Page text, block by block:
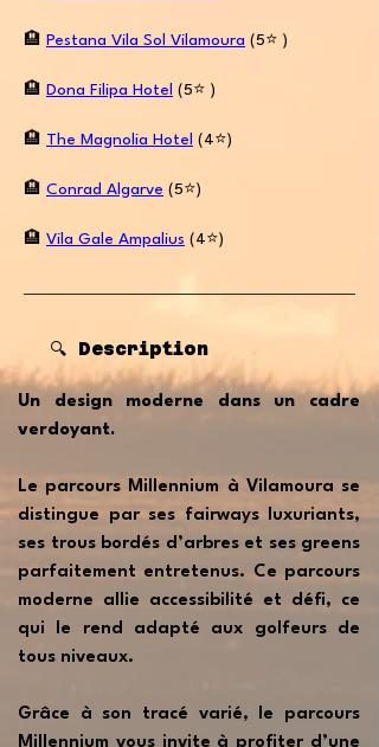
🏨 Pestana Vila Sol Vilamoura (5⭐️ )
🏨 Dona Filipa Hotel (5⭐️ )
🏨 The Magnolia Hotel (4⭐️)
🏨 Conrad Algarve (5⭐️)
🏨 Vila Gale Ampalius (4⭐️)
🔍 Description
Un design moderne dans un cadre
verdoyant.
Le parcours Millennium à Vilamoura se
distingue par ses fairways luxuriants,
ses trous bordés d’arbres et ses greens
parfaitement entretenus. Ce parcours
moderne allie accessibilité et défi, ce
qui le rend adapté aux golfeurs de
tous niveaux.
Grâce à son tracé varié, le parcours
Millennium vous invite à profiter d’une